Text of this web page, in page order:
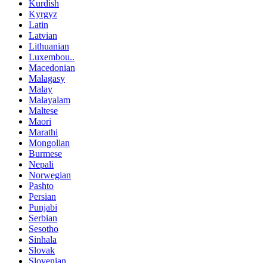
Kurdish
Kyrgyz
Latin
Latvian
Lithuanian
Luxembou..
Macedonian
Malagasy
Malay
Malayalam
Maltese
Maori
Marathi
Mongolian
Burmese
Nepali
Norwegian
Pashto
Persian
Punjabi
Serbian
Sesotho
Sinhala
Slovak
Slovenian